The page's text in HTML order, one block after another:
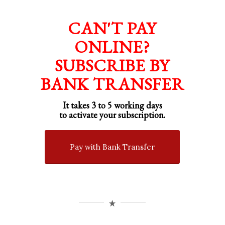
CAN'T PAY
ONLINE?
SUBSCRIBE BY
BANK TRANSFER
It takes 3 to 5 working days
to activate your subscription.
Pay with Bank Transfer